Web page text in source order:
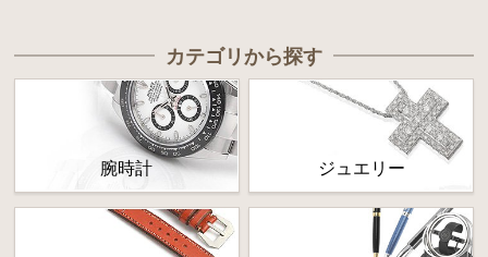
カテゴリから探す
腕時計 ジュエリー